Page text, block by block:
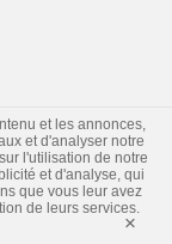
et les annonces,
et d'analyser notre
l'utilisation de notre
et d'analyse, qui
que vous leur avez
de leurs services.
×